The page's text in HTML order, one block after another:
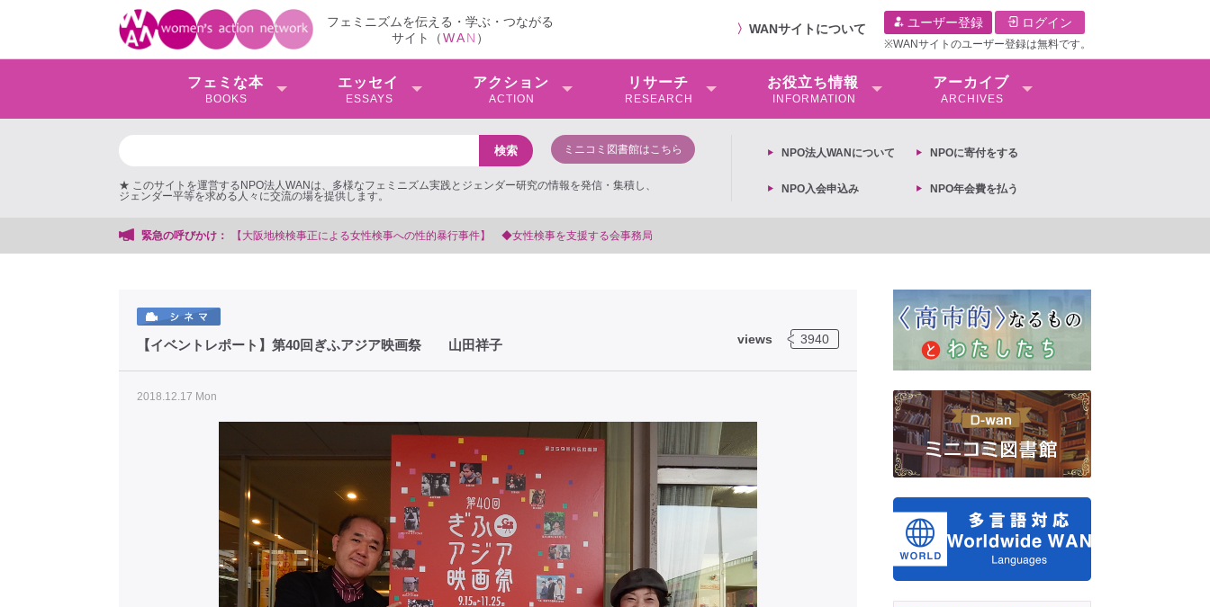
フェミニズムを伝える・学ぶ・つながる
サイト（WAN ）
〉 WANサイトについて ユーザー登録 ログイン
※WANサイトのユーザー登録は無料です。
フェミな本
BOOKS
エッセイ
ESSAYS
アクション
ACTION
リサーチ
RESEARCH
お役⽴ち情報
INFORMATION
アーカイブ
ARCHIVES
ミニコミ図書館はこちら
★ このサイトを運営するNPO法人WANは、多様なフェミニズム実践とジェンダー研究の情報を発信・集積し、
ジェンダー平等を求める人々に交流の場を提供します。
NPO法⼈WANについて NPOに寄付をする
NPO入会申込み NPO年会費を払う
緊急の呼びかけ： 【抗議文】2026年3月13日第6次男女共同参画基本計画の閣議決定への抗議文 ◆女性差別撤廃条約実現アクション 亀永能布子
views 3940
【イベントレポート】第40回ぎふアジア映画祭 山田祥子
2018.12.17 Mon